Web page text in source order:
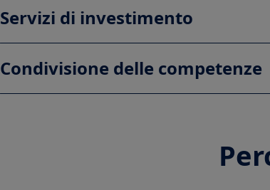
Servizi di investimento
Condivisione delle competenze